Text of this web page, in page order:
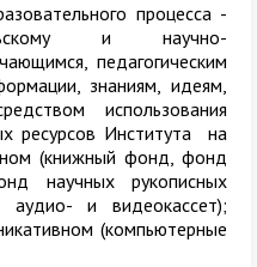
процесса -
и научно-
педагогическим
знаниям, идеям,
использования
ресурсов Института на
(книжный фонд, фонд
научных рукописных
и видеокассет);
(компьютерные